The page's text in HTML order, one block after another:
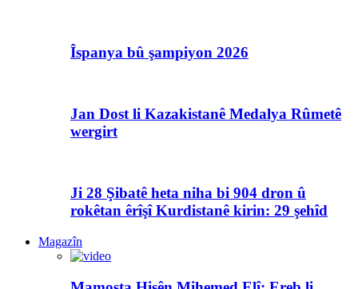
Îspanya bû şampiyon 2026
Jan Dost li Kazakistanê Medalya Rûmetê
wergirt
Ji 28 Şibatê heta niha bi 904 dron û
rokêtan êrîşî Kurdistanê kirin: 29 şehîd
Magazîn